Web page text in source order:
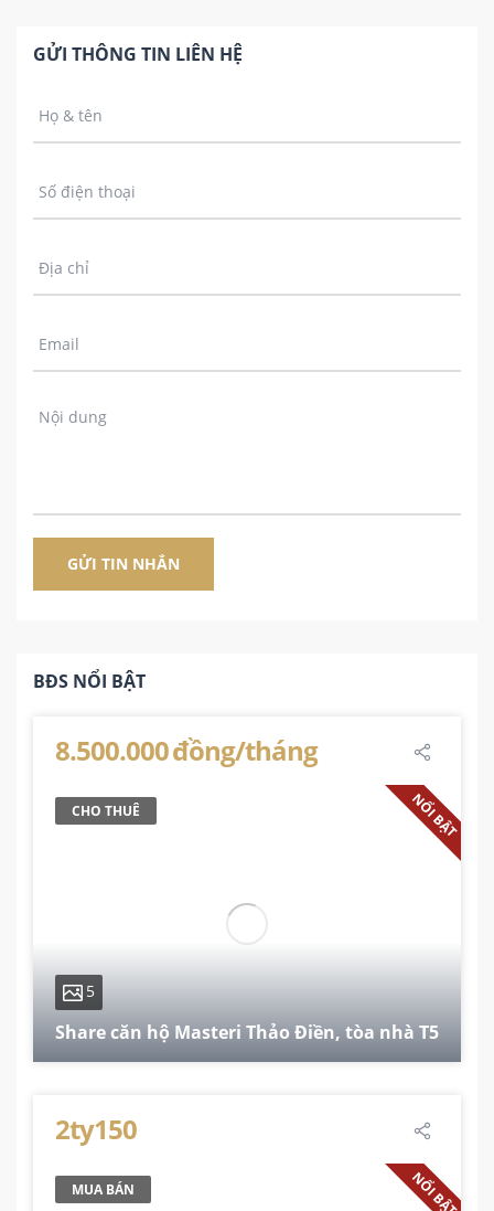
GỬI THÔNG TIN LIÊN HỆ
BĐS NỔI BẬT
8.500.000 đồng/tháng
CHO THUÊ NỔI BẬT
5
Share căn hộ Masteri Thảo Điền, tòa nhà T5
2ty150
MUA BÁN NỔI BẬT